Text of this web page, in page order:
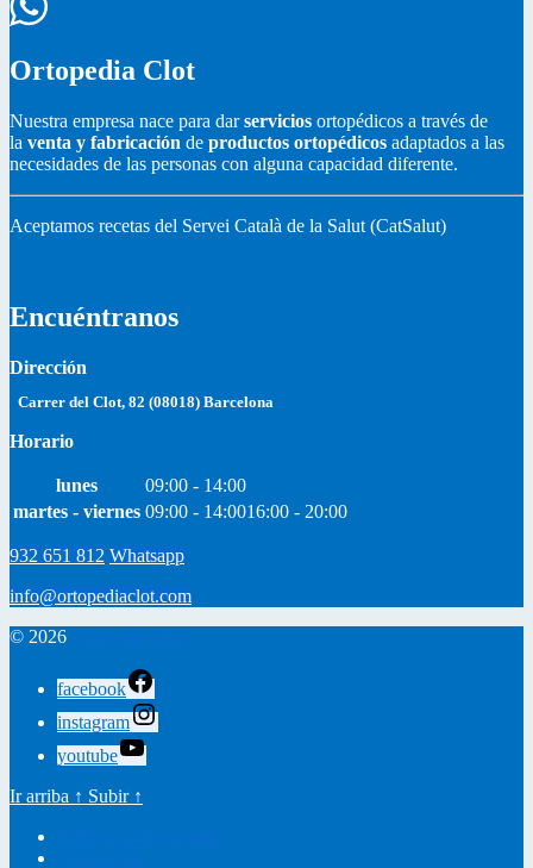
Ortopedia Clot
Nuestra empresa nace para darservicios ortopédicos a través de
la venta y fabricación de productos ortopédicos adaptados a las
necesidades de las personas con alguna capacidad diferente.
Aceptamos recetas del Servei Català de la Salut (CatSalut)
Encuéntranos
Dirección
Carrer del Clot, 82 (08018) Barcelona
Horario
lunes
09:00 - 14:00
martes - viernes 09:00 - 14:0016:00 - 20:00
932 651 812 Whatsapp
info@ortopediaclot.com
© 2026
facebook
instagram
youtube
Ir arriba ↑ Subir ↑